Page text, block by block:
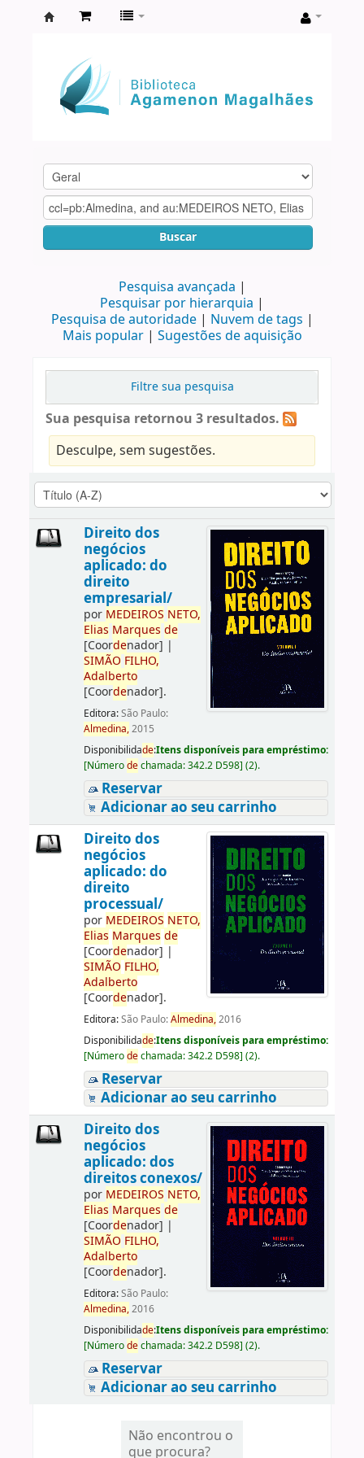
Agamenon
Magalhães
Buscar
Pesquisa avançada
Pesquisar por hierarquia
Pesquisa de autoridade
Nuvem de tags
Mais popular
Sugestões de aquisição
Filtre sua pesquisa
Sua pesquisa retornou 3 resultados.
Desculpe, sem sugestões.
Direito dos
negócios
aplicado: do
direito
empresarial/
por MEDEIROS NETO,
Elias Marques de
[Coordenador] |
SIMÃO FILHO,
Adalberto
[Coordenador].
Editora:São Paulo:
Almedina,2015
Disponibilidade:Itens disponíveis para empréstimo:
[Númerodechamada:342.2 D598] (2).
Reservar
Adicionar ao seu carrinho
Direito dos
negócios
aplicado: do
direito
processual/
por MEDEIROS NETO,
Elias Marques de
[Coordenador] |
SIMÃO FILHO,
Adalberto
[Coordenador].
Editora:São Paulo:Almedina,2016
Disponibilidade:Itens disponíveis para empréstimo:
[Númerodechamada:342.2 D598] (2).
Reservar
Adicionar ao seu carrinho
Direito dos
negócios
aplicado: dos
direitos conexos/
por MEDEIROS NETO,
Elias Marques de
[Coordenador] |
SIMÃO FILHO,
Adalberto
[Coordenador].
Editora:São Paulo:
Almedina,2016
Disponibilidade:Itens disponíveis para empréstimo:
[Númerodechamada:342.2 D598] (2).
Reservar
Adicionar ao seu carrinho
Não encontrou o
que procura?